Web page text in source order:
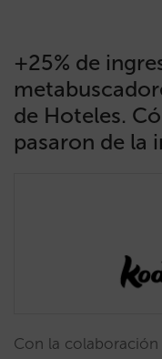
+25% de
de Hoteles.
pasaron de la
Con la colaboración